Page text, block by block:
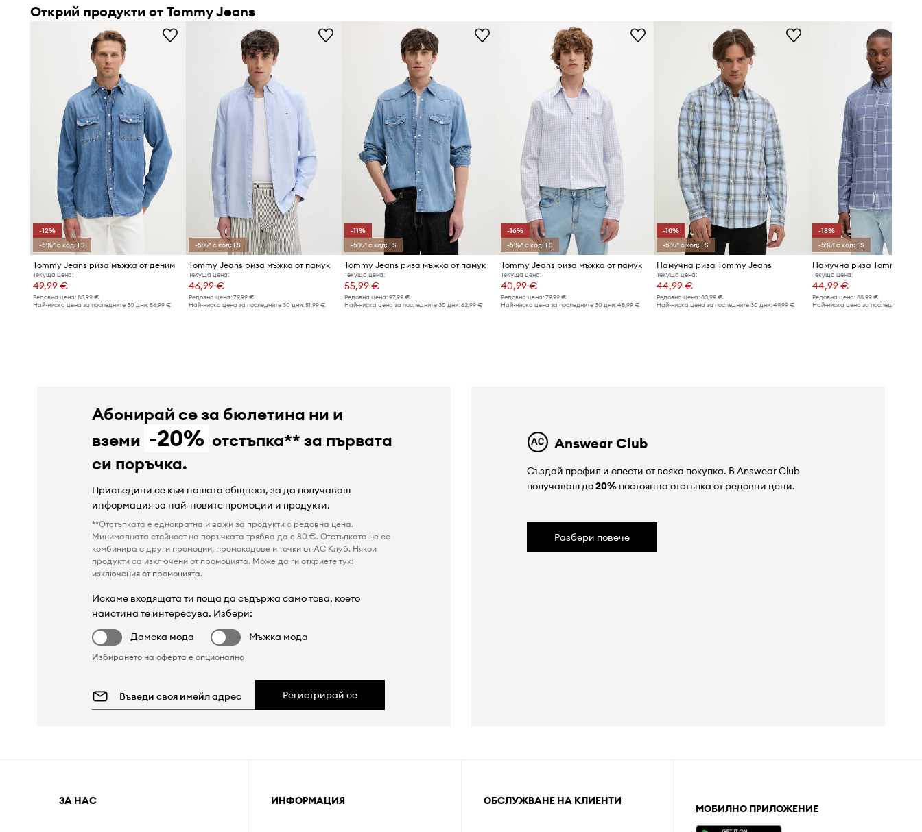
Открий продукти от Tommy Jeans
-12%
-5%* с код: FS
Tommy Jeans риза мъжка от деним
Текуща цена:
49,99 €
Редовна цена: 83,99 €
Най-ниска цена за последните 30 дни: 56,99 €
-5%* с код: FS
Tommy Jeans риза мъжка от памук
Текуща цена:
46,99 €
Редовна цена:79,99 €
Най-ниска цена за последните 30 дни:51,99 €
-11%
-5%* с код: FS
Tommy Jeans риза мъжка от памук
Текуща цена:
55,99 €
Редовна цена: 97,99 €
Най-ниска цена за последните 30 дни: 62,99 €
-16%
-5%* с код: FS
Tommy Jeans риза мъжка от памук
Текуща цена:
40,99 €
Редовна цена: 79,99 €
Най-ниска цена за последните 30 дни: 48,99 €
-10%
-5%* с код: FS
Памучна риза Tommy Jeans
Текуща цена:
44,99 €
Редовна цена:83,99 €
Най-ниска цена за последните 30 дни:49,99 €
-18%
-5%* с код: FS
Памучна риза Tommy
Текуща цена:
44,99 €
Редовна цена: 88,99 €
Най-ниска цена за последните 30
Абонирай се за бюлетина ни и
вземи -20% отстъпка** за първата
си поръчка.
Присъедини се към нашата общност, за да получаваш
информация за най-новите промоции и продукти.
**Отстъпката е еднократна и важи за продукти с редовна цена.
Минималната стойност на поръчката трябва да е 80 €. Отстъпката не се
комбинира с други промоции, промокодове и точки от AC Клуб. Някои
продукти са изключени от промоцията. Може да ги откриете тук:
изключения от промоцията.
Искаме входящата ти поща да съдържа само това, което
наистина те интересува. Избери:
Дамска мода
Мъжка мода
Избирането на оферта е опционално
Регистрирай се
Answear Club
Създай профил и спести от всяка покупка. В Answear Club
получаваш до20%постоянна отстъпка от редовни цени.
Разбери повече
ЗА НАС ИНФОРМАЦИЯ ОБСЛУЖВАНЕ НА КЛИЕНТИ
МОБИЛНО ПРИЛОЖЕНИЕ